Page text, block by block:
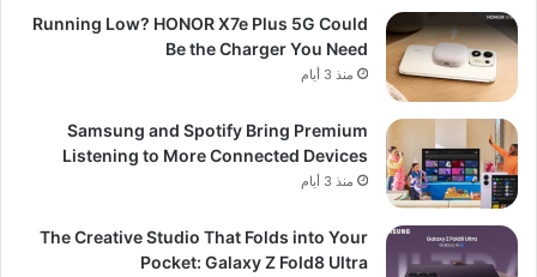
Running Low? HONOR X7e Plus 5G Could
Be the Charger You Need
منذ 3 أيام
Samsung and Spotify Bring Premium
Listening to More Connected Devices
منذ 3 أيام
The Creative Studio That Folds into Your
Pocket: Galaxy Z Fold8 Ultra